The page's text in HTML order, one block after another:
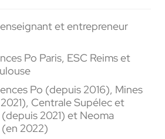
et entrepreneur
Po Paris, ESC Reims et
Po (depuis 2016), Mines
Centrale Supélec et
2021) et Neoma
2022)